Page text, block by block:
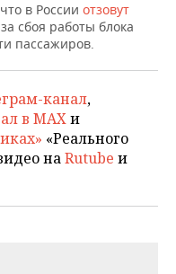
в России отзовут
сбоя работы блока
пассажиров.
канал,
в MAXи
«Реального
наRutube и